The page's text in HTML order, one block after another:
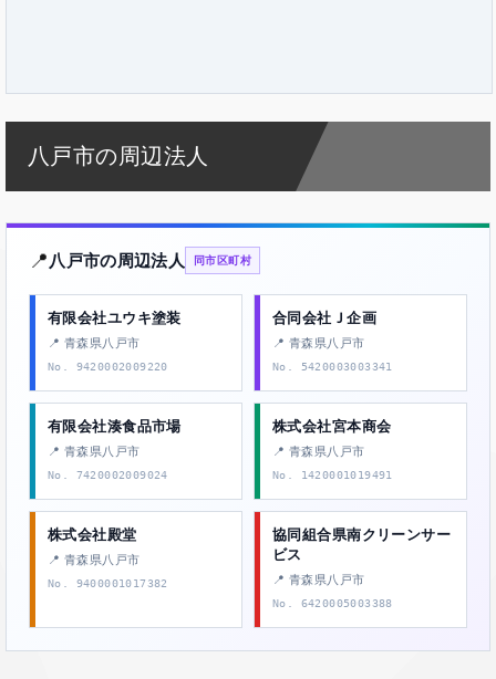
八戸市の周辺法人
📍 八戸市の周辺法人 同市区町村
有限会社ユウキ塗装
📍 青森県八戸市
No. 9420002009220
合同会社Ｊ企画
📍 青森県八戸市
No. 5420003003341
有限会社湊食品市場
📍 青森県八戸市
No. 7420002009024
株式会社宮本商会
📍 青森県八戸市
No. 1420001019491
株式会社殿堂
📍 青森県八戸市
No. 9400001017382
協同組合県南クリーンサー
ビス
📍 青森県八戸市
No. 6420005003388